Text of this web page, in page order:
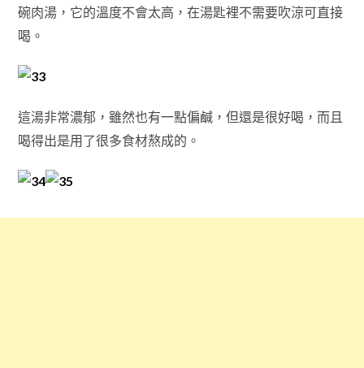
碗肉湯，它的溫度不會太高，在湯匙裡不需要吹涼可直接
喝。
這湯非常濃郁，雖然也有一點偏鹹，但還是很好喝，而且
喝得出是用了很多食材熬成的。